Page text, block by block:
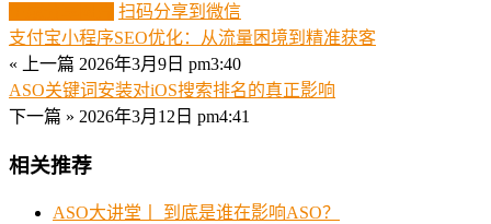
扫码分享到微信
支付宝小程序SEO优化：从流量困境到精准获客
« 上一篇 2026年3月9日 pm3:40
ASO关键词安装对iOS搜索排名的真正影响
下一篇 » 2026年3月12日 pm4:41
相关推荐
ASO大讲堂丨 到底是谁在影响ASO？